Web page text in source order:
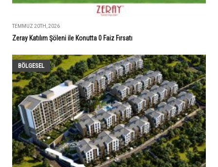
TEMMUZ 20TH, 2026
Zeray Katılım Şöleni ile Konutta 0 Faiz Fırsatı
BÖLGESEL